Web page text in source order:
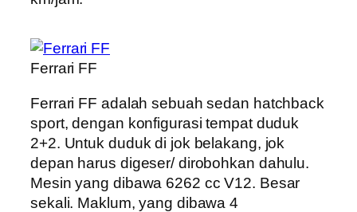
Ferrari FF
Ferrari FF adalah sebuah sedan hatchback
sport, dengan konfigurasi tempat duduk
2+2. Untuk duduk di jok belakang, jok
depan harus digeser/ dirobohkan dahulu.
Mesin yang dibawa 6262 cc V12. Besar
sekali. Maklum, yang dibawa 4